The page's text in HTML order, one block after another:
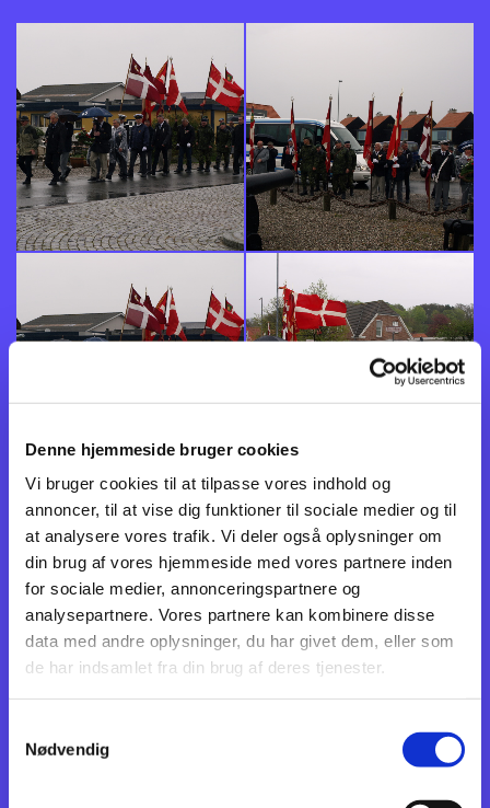
Denne hjemmeside bruger cookies
Vi bruger cookies til at tilpasse vores indhold og
annoncer, til at vise dig funktioner til sociale medier og til
at analysere vores trafik. Vi deler også oplysninger om
din brug af vores hjemmeside med vores partnere inden
for sociale medier, annonceringspartnere og
analysepartnere. Vores partnere kan kombinere disse
data med andre oplysninger, du har givet dem, eller som
de har indsamlet fra din brug af deres tjenester.
Nødvendig